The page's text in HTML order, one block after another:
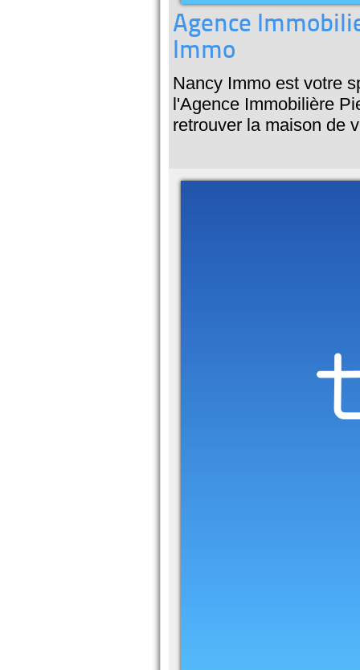
Agence
Immo
Nancy Immo est votre
l'Agence Immobilière
retrouver la maison de